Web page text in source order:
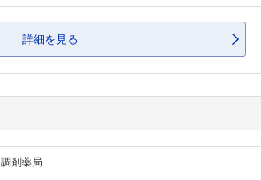
詳細を見る
調剤薬局